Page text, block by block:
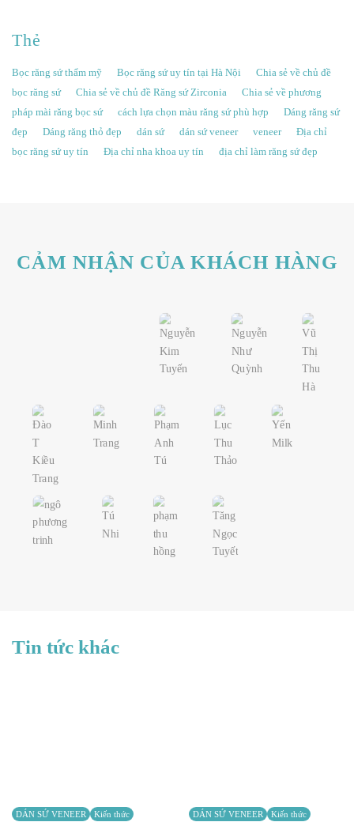
Thẻ
Bọc răng sứ thẩm mỹ Bọc răng sứ uy tín tại Hà Nội
Chia sẻ về chủ đề
bọc răng sứ
Chia sẻ về chủ đề Răng sứ Zirconia
Chia sẻ về phương
pháp mài răng bọc sứ
cách lựa chọn màu răng sứ phù hợp
Dáng răng sứ
đẹp
Dáng răng thỏ đẹp dán sứ dán sứ veneer veneer
Địa chỉ
bọc răng sứ uy tín
Địa chỉ nha khoa uy tín địa chỉ làm răng sứ đẹp
CẢM NHẬN CỦA KHÁCH HÀNG
Tin tức khác
DÁN SỨ VENEER
Kiến thức
DÁN SỨ VENEER
Kiến thức